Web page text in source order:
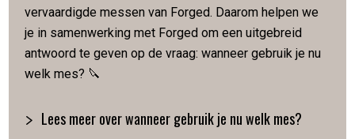
Gewicht van 280 gram
Met de hand gesmeed
Verpakt in een luxe houten kistje
Artikelnummer: 8720039623583
vervaardigde messen van Forged. Daarom helpen we
je in samenwerking met Forged om een uitgebreid
antwoord te geven op de vraag: wanneer gebruik je nu
welk mes? 🔪
Lees meer over wanneer gebruik je nu welk mes?